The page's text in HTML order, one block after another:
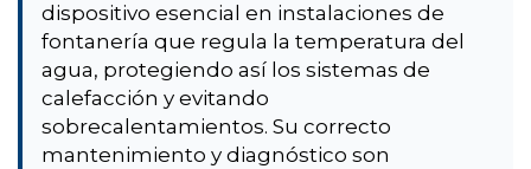
dispositivo esencial en instalaciones de
fontanería que regula la temperatura del
agua, protegiendo así los sistemas de
calefacción y evitando
sobrecalentamientos. Su correcto
mantenimiento y diagnóstico son